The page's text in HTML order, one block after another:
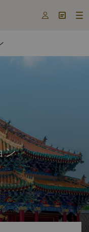
  
ン